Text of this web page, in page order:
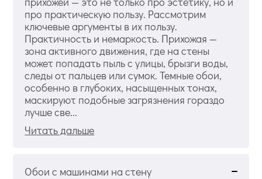
про практическую пользу. Рассмотрим
ключевые аргументы в их пользу.
Практичность и немаркость. Прихожая —
зона активного движения, где на стены
может попадать пыль с улицы, брызги воды,
следы от пальцев или сумок. Темные обои,
особенно в глубоких, насыщенных тонах,
маскируют подобные загрязнения гораздо
лучше све...
Читать дальше
Обои с машинами на стену